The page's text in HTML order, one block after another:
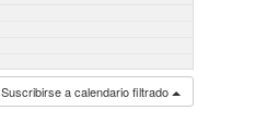
Suscribirse a calendario filtrado